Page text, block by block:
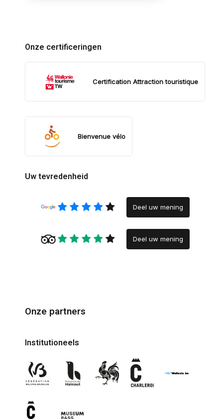
Onze certificeringen
Certification Attraction touristique
Bienvenue vélo
Uw tevredenheid
Deel uw mening
Deel uw mening
Onze partners
Institutioneels